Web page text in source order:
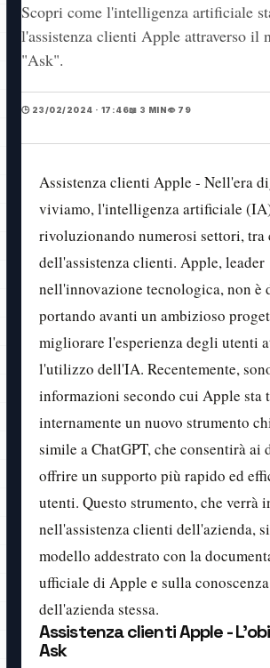
Scopri come l'intelligenza artificiale
l'assistenza clienti Apple attraverso il
"Ask".
🕒 23/02/2024 · 17:46📖 3 MIN👁️ 79
Assistenza clienti Apple - Nell'era
viviamo, l'intelligenza artificiale
rivoluzionando numerosi settori, tra
dell'assistenza clienti. Apple, leader
nell'innovazione tecnologica, non è
portando avanti un ambizioso
migliorare l'esperienza degli utenti
l'utilizzo dell'IA. Recentemente,
informazioni secondo cui Apple sta
internamente un nuovo strumento
simile a ChatGPT, che consentirà ai
offrire un supporto più rapido ed
utenti. Questo strumento, che verrà
nell'assistenza clienti dell'azienda,
modello addestrato con la
ufficiale di Apple e sulla
dell'azienda stessa.
Assistenza clienti Apple -
Ask